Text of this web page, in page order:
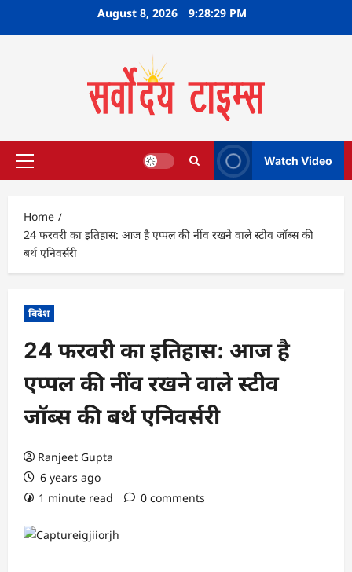
August 8, 2026 9:28:30 PM
Primary
Watch Video
Home
24 फरवरी का इतिहास: आज है एप्पल की नींव रखने वाले स्टीव जॉब्स की
बर्थ एनिवर्सरी
विदेश
24 फरवरी का इतिहास: आज है
एप्पल की नींव रखने वाले स्टीव
जॉब्स की बर्थ एनिवर्सरी
Ranjeet Gupta
6 years ago
1 minute read
0 comments